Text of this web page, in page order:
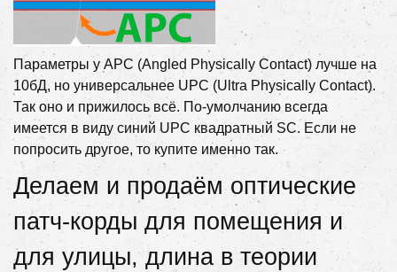
Параметры у APC (Angled Physically Contact) лучше на
10бД, но универсальнее UPC (Ultra Physically Contact).
Так оно и прижилось всё. По-умолчанию всегда
имеется в виду синий UPC квадратный SC. Если не
попросить другое, то купите именно так.
Делаем и продаём оптические
патч-корды для помещения и
для улицы, длина в теории